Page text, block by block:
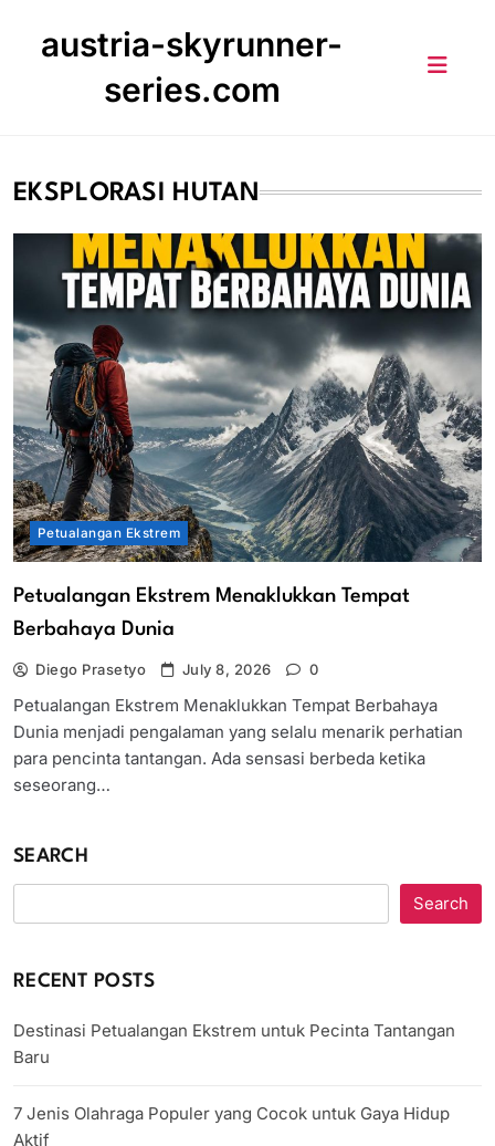
austria-skyrunner-
series.com
EKSPLORASI HUTAN
Petualangan Ekstrem
Petualangan Ekstrem Menaklukkan Tempat
Berbahaya Dunia
Diego Prasetyo July 8, 2026 0
Petualangan Ekstrem Menaklukkan Tempat Berbahaya
Dunia menjadi pengalaman yang selalu menarik perhatian
para pencinta tantangan. Ada sensasi berbeda ketika
seseorang…
SEARCH
Search
RECENT POSTS
Destinasi Petualangan Ekstrem untuk Pecinta Tantangan
Baru
7 Jenis Olahraga Populer yang Cocok untuk Gaya Hidup
Aktif